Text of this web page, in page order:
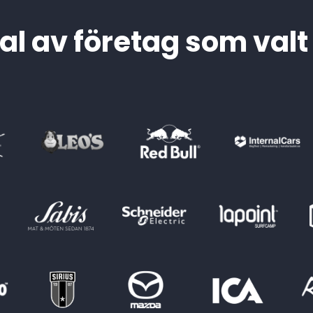
av företag som valt
Sätt igång